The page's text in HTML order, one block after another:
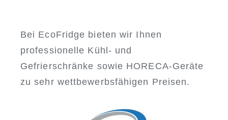
Bei EcoFridge bieten wir Ihnen
professionelle Kühl- und
Gefrierschränke sowie HORECA-Geräte
zu sehr wettbewerbsfähigen Preisen.